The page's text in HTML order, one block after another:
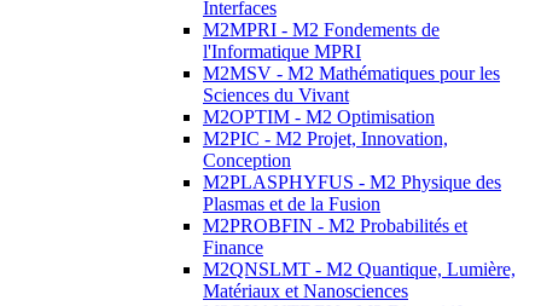
Interfaces
M2MPRI - M2 Fondements de
l'Informatique MPRI
M2MSV - M2 Mathématiques pour les
Sciences du Vivant
M2OPTIM - M2 Optimisation
M2PIC - M2 Projet, Innovation,
Conception
M2PLASPHYFUS - M2 Physique des
Plasmas et de la Fusion
M2PROBFIN - M2 Probabilités et
Finance
M2QNSLMT - M2 Quantique, Lumière,
Matériaux et Nanosciences